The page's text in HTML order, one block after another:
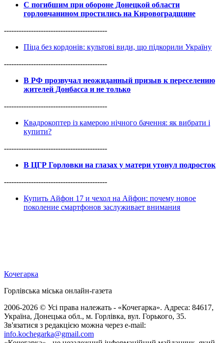
С погибшим при обороне Донецкой области
горловчанином простились на Кировоградщине
------------------------------------------
Піца без кордонів: культові види, що підкорили Україну
------------------------------------------
В РФ прозвучал неожиданный призыв к переселению
жителей Донбасса и не только
------------------------------------------
Квадрокоптер із камерою нічного бачення: як вибрати і
купити?
------------------------------------------
В ЦГР Горловки на глазах у матери утонул подросток
------------------------------------------
Купить Айфон 17 и чехол на Айфон: почему новое
поколение смартфонов заслуживает внимания
Кочегарка
Горлівська міська онлайн-газета
2006-2026 © Усі права належать - «Кочегарка». Адреса: 84617,
Україна, Донецька обл., м. Горлівка, вул. Горького, 35.
Зв'язатися з редакцією можна через e-mail:
info.kochegarka@gmail.com